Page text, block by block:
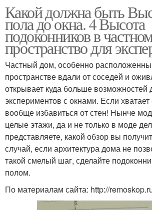
Какой должна быть
пола до окна. 4 Высота
подоконников в
пространство для
Частный дом, особенно
пространстве вдали от соседей и
открывает куда больше возможностей
экспериментов с окнами. Если
вообще избавиться от стен! Нынче
целые этажи, да и не только в моде
представляете, какой обзор вы
случай, если архитектура дома не
такой смелый шаг, сделайте
полом.
По материалам сайта: http://